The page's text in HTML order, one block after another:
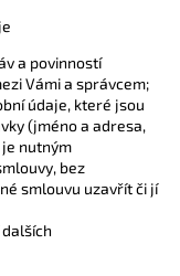
a povinností
Vámi a správcem;
údaje, které jsou
(jméno a adresa,
nutným
bez
smlouvu uzavřít či jí